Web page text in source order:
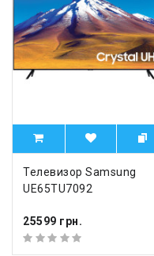
Телевизор Samsung
UE65TU7092
25599 грн.